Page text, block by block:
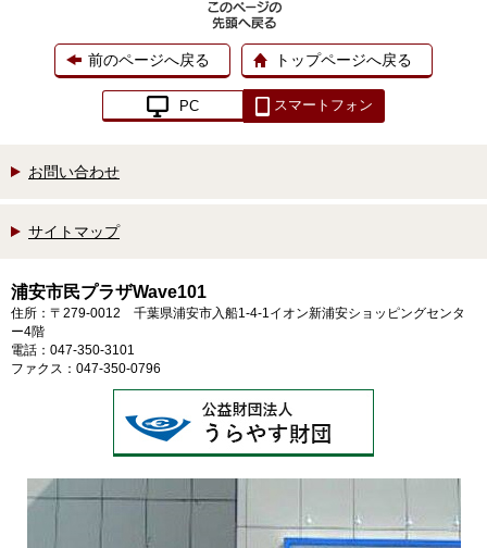
前のページへ戻る トップページへ戻る
PC スマートフォン
お問い合わせ
サイトマップ
浦安市民プラザWave101
住所：〒279-0012 千葉県浦安市入船1-4-1イオン新浦安ショッピングセンタ
ー4階
電話：047-350-3101
ファクス：047-350-0796